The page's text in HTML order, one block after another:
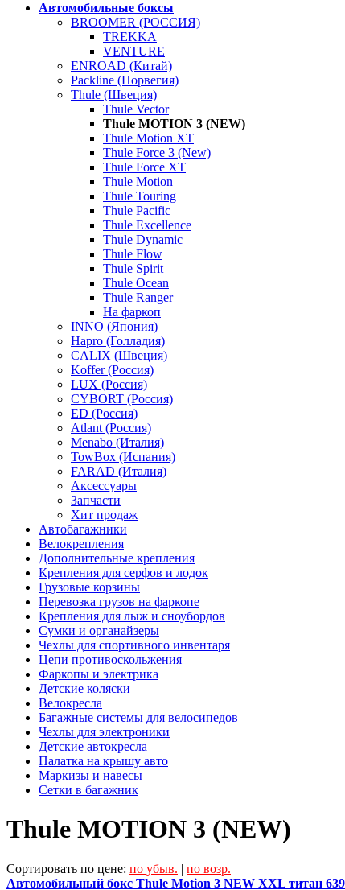
Автомобильные боксы
BROOMER (РОССИЯ)
TREKKA
VENTURE
ENROAD (Китай)
Packline (Норвегия)
Thule (Швеция)
Thule Vector
Thule MOTION 3 (NEW)
Thule Motion XT
Thule Force 3 (New)
Thule Force XT
Thule Motion
Thule Touring
Thule Pacific
Thule Excellence
Thule Dynamic
Thule Flow
Thule Spirit
Thule Ocean
Thule Ranger
На фаркоп
INNO (Япония)
Hapro (Голладия)
CALIX (Швеция)
Koffer (Россия)
LUX (Россия)
CYBORT (Россия)
ED (Россия)
Atlant (Россия)
Menabo (Италия)
TowBox (Испания)
FARAD (Италия)
Аксессуары
Запчасти
Хит продаж
Автобагажники
Велокрепления
Дополнительные крепления
Крепления для серфов и лодок
Грузовые корзины
Перевозка грузов на фаркопе
Крепления для лыж и сноубордов
Сумки и органайзеры
Чехлы для спортивного инвентаря
Цепи противоскольжения
Фаркопы и электрика
Детские коляски
Велокресла
Багажные системы для велосипедов
Чехлы для электроники
Детские автокресла
Палатка на крышу авто
Маркизы и навесы
Сетки в багажник
Thule MOTION 3 (NEW)
Сортировать по цене: по убыв. | по возр.
Автомобильный бокс Thule Motion 3 NEW XXL титан